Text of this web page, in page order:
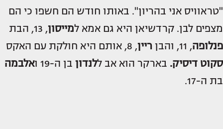
"טראוויס אני בהריון". באותו חודש הם חשפו כי הם
מצפים לבן. קרדשיאן היא גם אמא למייסון, 13, הבת
פנלופה, 11, והבן ריין, 8, אותם היא חולקת עם האקס
סקוט דיסיק. בארקר הוא אב ללנדון בן ה-19 ו
אלבמה
בת ה-17.